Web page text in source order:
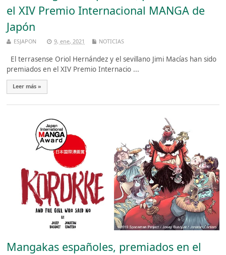
el XIV Premio Internacional MANGA de
Japón
ESJAPON 9, ene, 2021 NOTICIAS
El terrasense Oriol Hernández y el sevillano Jimi Macías han sido
premiados en el XIV Premio Internacio ...
Leer más »
Mangakas españoles, premiados en el